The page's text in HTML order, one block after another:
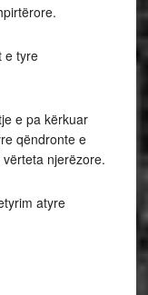
e tyre
e pa kërkuar
qëndronte e
njerëzore.
atyre